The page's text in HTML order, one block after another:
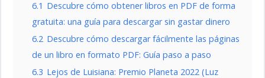
6.1 Descubre cómo obtener libros en PDF de forma
gratuita: una guía para descargar sin gastar dinero
6.2 Descubre cómo descargar fácilmente las páginas
de un libro en formato PDF: Guía paso a paso
6.3 Lejos de Luisiana: Premio Planeta 2022 (Luz